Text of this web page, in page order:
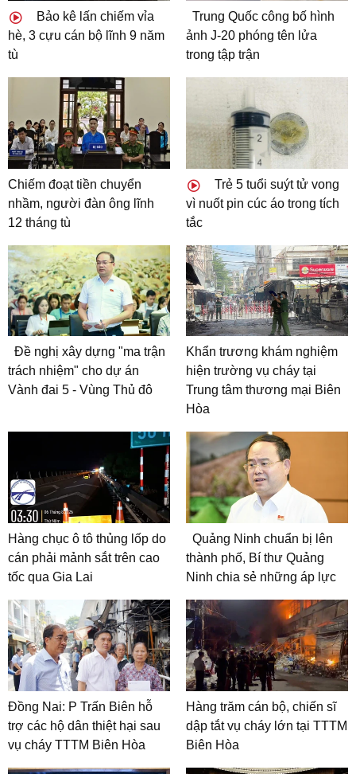
Bảo kê lấn chiếm vỉa
hè, 3 cựu cán bộ lĩnh 9 năm
tù
Trung Quốc công bố hình
ảnh J-20 phóng tên lửa
trong tập trận
Chiếm đoạt tiền chuyển
nhầm, người đàn ông lĩnh
12 tháng tù
Trẻ 5 tuổi suýt tử vong
vì nuốt pin cúc áo trong tích
tắc
Đề nghị xây dựng "ma trận
trách nhiệm" cho dự án
Vành đai 5 - Vùng Thủ đô
Khẩn trương khám nghiệm
hiện trường vụ cháy tại
Trung tâm thương mại Biên
Hòa
Hàng chục ô tô thủng lốp do
cán phải mảnh sắt trên cao
tốc qua Gia Lai
Quảng Ninh chuẩn bị lên
thành phố, Bí thư Quảng
Ninh chia sẻ những áp lực
Đồng Nai: P Trấn Biên hỗ
trợ các hộ dân thiệt hại sau
vụ cháy TTTM Biên Hòa
Hàng trăm cán bộ, chiến sĩ
dập tắt vụ cháy lớn tại TTTM
Biên Hòa